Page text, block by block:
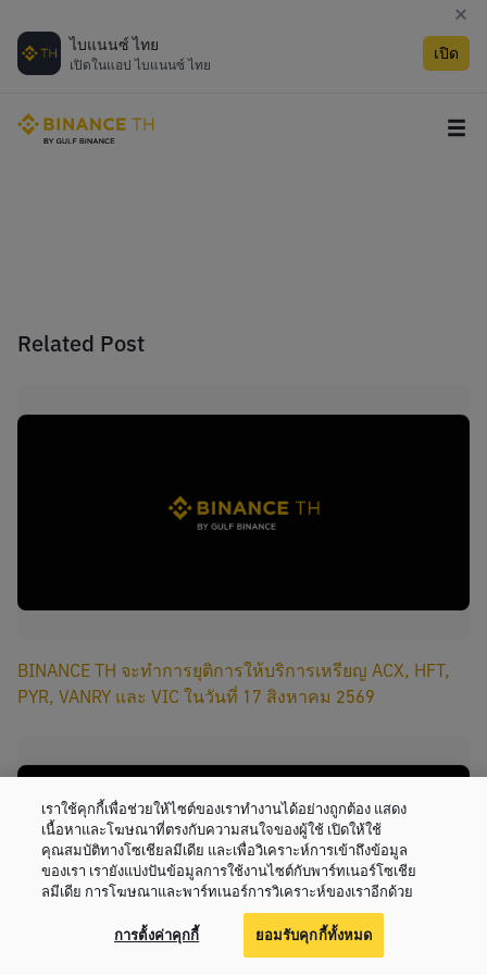
ไบแนนซ์ ไทย
เปิดในแอป ไบแนนซ์ ไทย
เปิด
Related Post
BINANCE TH จะทำการยุติการให้บริการเหรียญ ACX, HFT,
PYR, VANRY และ VIC ในวันที่ 17 สิงหาคม 2569
เราใช้คุกกี้เพื่อช่วยให้ไซต์ของเราทำงานได้อย่างถูกต้อง แสดง
เนื้อหาและโฆษณาที่ตรงกับความสนใจของผู้ใช้ เปิดให้ใช้
คุณสมบัติทางโซเชียลมีเดีย และเพื่อวิเคราะห์การเข้าถึงข้อมูล
ของเรา เรายังแบ่งปันข้อมูลการใช้งานไซต์กับพาร์ทเนอร์โซเชีย
ลมีเดีย การโฆษณาและพาร์ทเนอร์การวิเคราะห์ของเราอีกด้วย
การตั้งค่าคุกกี้ ยอมรับคุกกี้ทั้งหมด